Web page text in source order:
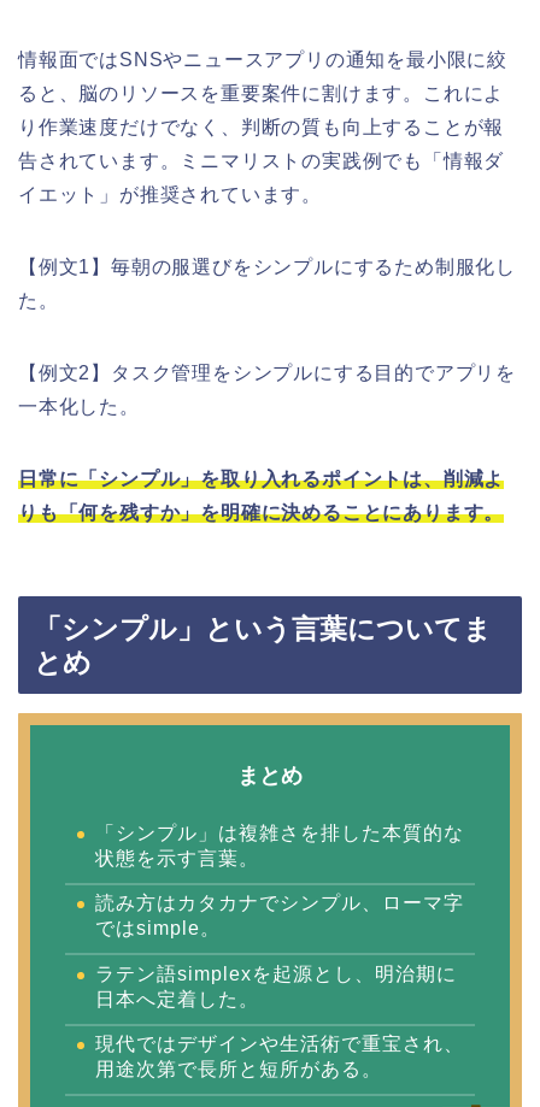
情報面ではSNSやニュースアプリの通知を最小限に絞
ると、脳のリソースを重要案件に割けます。これによ
り作業速度だけでなく、判断の質も向上することが報
告されています。ミニマリストの実践例でも「情報ダ
イエット」が推奨されています。
【例文1】毎朝の服選びをシンプルにするため制服化し
た。
【例文2】タスク管理をシンプルにする目的でアプリを
一本化した。
日常に「シンプル」を取り入れるポイントは、削減よ
りも「何を残すか」を明確に決めることにあります。
「シンプル」という言葉についてま
とめ
まとめ
「シンプル」は複雑さを排した本質的な
状態を示す言葉。
読み方はカタカナでシンプル、ローマ字
ではsimple。
ラテン語simplexを起源とし、明治期に
日本へ定着した。
現代ではデザインや生活術で重宝され、
用途次第で長所と短所がある。